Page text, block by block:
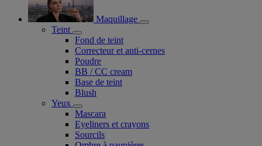
Maquillage
Teint
Fond de teint
Correcteur et anti-cernes
Poudre
BB / CC cream
Base de teint
Blush
Yeux
Mascara
Eyeliners et crayons
Sourcils